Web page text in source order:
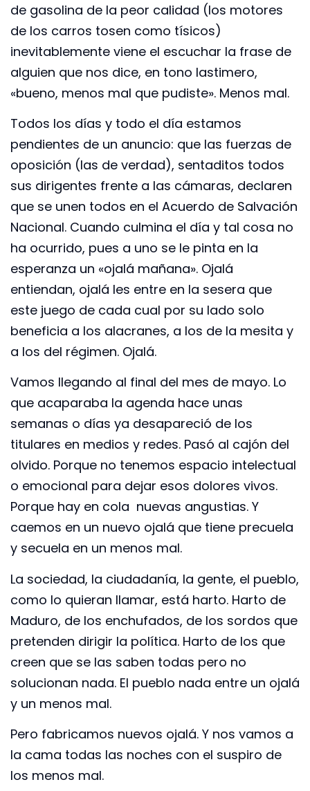
de gasolina de la peor calidad (los motores
de los carros tosen como tísicos)
inevitablemente viene el escuchar la frase de
alguien que nos dice, en tono lastimero,
«bueno, menos mal que pudiste». Menos mal.
Todos los días y todo el día estamos
pendientes de un anuncio: que las fuerzas de
oposición (las de verdad), sentaditos todos
sus dirigentes frente a las cámaras, declaren
que se unen todos en el Acuerdo de Salvación
Nacional. Cuando culmina el día y tal cosa no
ha ocurrido, pues a uno se le pinta en la
esperanza un «ojalá mañana». Ojalá
entiendan, ojalá les entre en la sesera que
este juego de cada cual por su lado solo
beneficia a los alacranes, a los de la mesita y
a los del régimen. Ojalá.
Vamos llegando al final del mes de mayo. Lo
que acaparaba la agenda hace unas
semanas o días ya desapareció de los
titulares en medios y redes. Pasó al cajón del
olvido. Porque no tenemos espacio intelectual
o emocional para dejar esos dolores vivos.
Porque hay en cola nuevas angustias. Y
caemos en un nuevo ojalá que tiene precuela
y secuela en un menos mal.
La sociedad, la ciudadanía, la gente, el pueblo,
como lo quieran llamar, está harto. Harto de
Maduro, de los enchufados, de los sordos que
pretenden dirigir la política. Harto de los que
creen que se las saben todas pero no
solucionan nada. El pueblo nada entre un ojalá
y un menos mal.
Pero fabricamos nuevos ojalá. Y nos vamos a
la cama todas las noches con el suspiro de
los menos mal.